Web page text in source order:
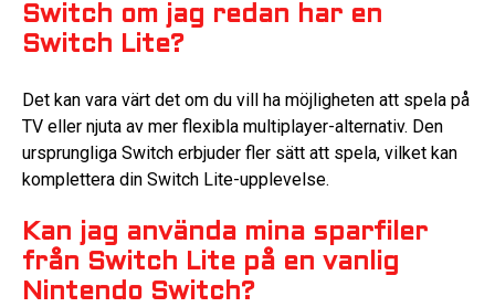
Switch om jag redan har en
Switch Lite?
Det kan vara värt det om du vill ha möjligheten att spela på
TV eller njuta av mer flexibla multiplayer-alternativ. Den
ursprungliga Switch erbjuder fler sätt att spela, vilket kan
komplettera din Switch Lite-upplevelse.
Kan jag använda mina sparfiler
från Switch Lite på en vanlig
Nintendo Switch?